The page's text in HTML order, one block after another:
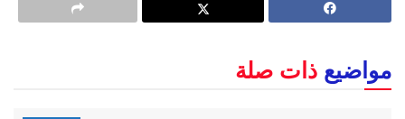
مواضيع ذات صلة